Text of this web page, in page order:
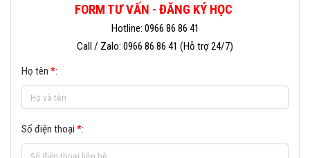
FORM TƯ VẤN - ĐĂNG KÝ HỌC
Hotline: 0966 86 86 41
Call / Zalo: 0966 86 86 41 (Hỗ trợ 24/7)
Họ tên *:
Số điện thoại *: